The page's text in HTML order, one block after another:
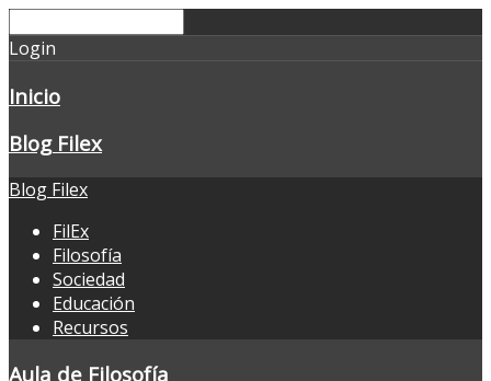
Login
Inicio
Blog Filex
Blog Filex
FilEx
Filosofía
Sociedad
Educación
Recursos
Aula de Filosofía